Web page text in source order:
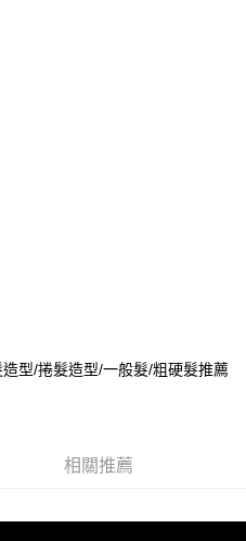
分期」於每月結算日後寄送繳費提
商條碼／台灣大直營門市／銀行轉
繳費。
」（以下簡稱本公司）所提供，讓
服務，並由商店將買賣／分期付款
本公司帳單繳交帳款。
契約關係目的，商店將以您的個人
灣大哥大進項蒐集、處理及利用，
料之確認、核對及更正。
後，將跳轉至「AFTEE先享後付」
，即可完成結帳。
簡訊。
簡訊中的連結，可透過四大超商／
，方視為交易完成。
單仍視為有效，需透過AFTEE先享
」之結帳頁面顯示為準，若有關於
相關疑問，請聯繫「AFTEE先享後付
support/home
之「AFTEE先享後付」服務完成之交
料，並將交易相關給付款項請求債
下網址：
據個別帳號之用戶狀況，依本公司即
資訊註冊。若發現惡意使用之情形，
運費
運費
)免運費
即日起不提供京站紙袋，取件時
詢問
型/捲髮造型/一般髮/粗硬髮推薦
相關推薦